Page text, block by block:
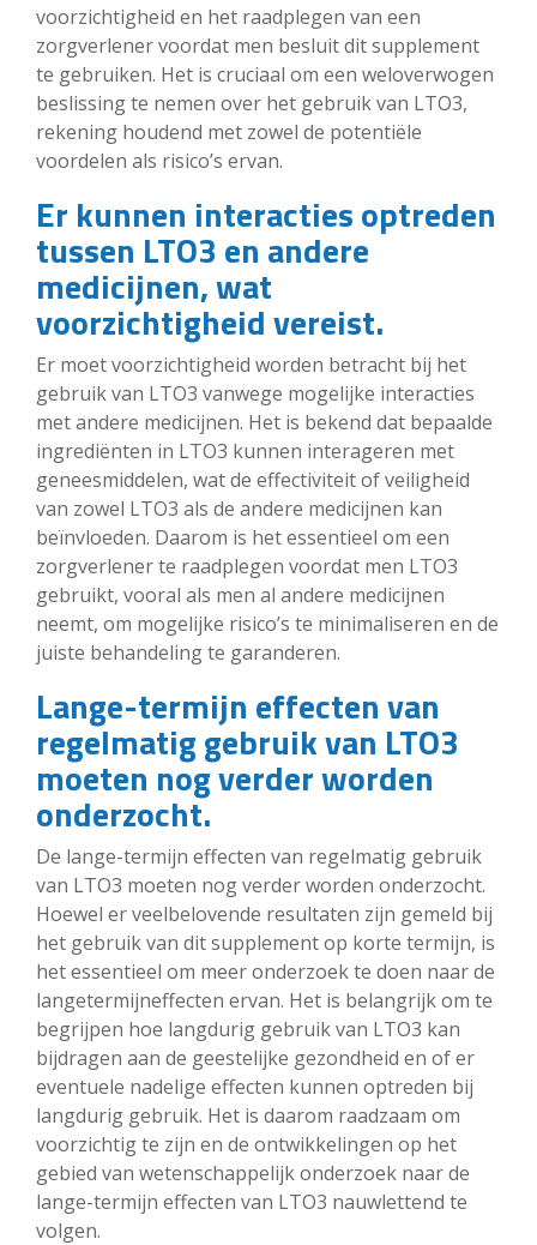
voorzichtigheid en het raadplegen van een
zorgverlener voordat men besluit dit supplement
te gebruiken. Het is cruciaal om een weloverwogen
beslissing te nemen over het gebruik van LTO3,
rekening houdend met zowel de potentiële
voordelen als risico’s ervan.
Er kunnen interacties optreden
tussen LTO3 en andere
medicijnen, wat
voorzichtigheid vereist.
Er moet voorzichtigheid worden betracht bij het
gebruik van LTO3 vanwege mogelijke interacties
met andere medicijnen. Het is bekend dat bepaalde
ingrediënten in LTO3 kunnen interageren met
geneesmiddelen, wat de effectiviteit of veiligheid
van zowel LTO3 als de andere medicijnen kan
beïnvloeden. Daarom is het essentieel om een
zorgverlener te raadplegen voordat men LTO3
gebruikt, vooral als men al andere medicijnen
neemt, om mogelijke risico’s te minimaliseren en de
juiste behandeling te garanderen.
Lange-termijn effecten van
regelmatig gebruik van LTO3
moeten nog verder worden
onderzocht.
De lange-termijn effecten van regelmatig gebruik
van LTO3 moeten nog verder worden onderzocht.
Hoewel er veelbelovende resultaten zijn gemeld bij
het gebruik van dit supplement op korte termijn, is
het essentieel om meer onderzoek te doen naar de
langetermijneffecten ervan. Het is belangrijk om te
begrijpen hoe langdurig gebruik van LTO3 kan
bijdragen aan de geestelijke gezondheid en of er
eventuele nadelige effecten kunnen optreden bij
langdurig gebruik. Het is daarom raadzaam om
voorzichtig te zijn en de ontwikkelingen op het
gebied van wetenschappelijk onderzoek naar de
lange-termijn effecten van LTO3 nauwlettend te
volgen.